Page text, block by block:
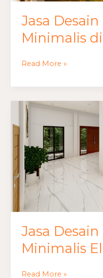
Jasa
Minimalis di
Read More »
Jasa
Minimalis
Jasa
Desain
Ruang
Tamu
Minimalis
Elegan
Read More »